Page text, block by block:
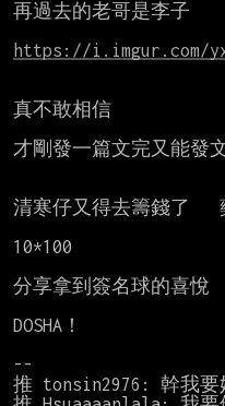
再過去的老哥是李子
https://i.imgur.com/
真不敢相信
才剛發一篇文完又能發
清寒仔又得去籌錢了
10*100
分享拿到簽名球的喜悅
DOSHA！
--
推 tonsin2976: 幹我要